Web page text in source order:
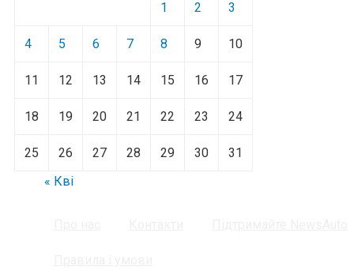
1 2 3
4 5 6 7 8 9 10
11 12 13 14 15 16 17
18 19 20 21 22 23 24
25 26 27 28 29 30
31
« Кві